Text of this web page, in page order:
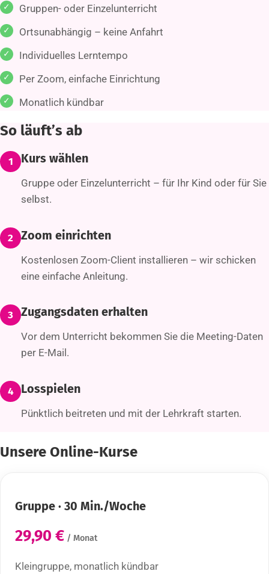
Gruppen- oder Einzelunterricht
Ortsunabhängig – keine Anfahrt
Individuelles Lerntempo
Per Zoom, einfache Einrichtung
Monatlich kündbar
So läuft’s ab
1 Kurs wählen
Gruppe oder Einzelunterricht – für Ihr Kind oder für Sie
selbst.
2 Zoom einrichten
Kostenlosen Zoom-Client installieren – wir schicken
eine einfache Anleitung.
3 Zugangsdaten erhalten
Vor dem Unterricht bekommen Sie die Meeting-Daten
per E-Mail.
4 Losspielen
Pünktlich beitreten und mit der Lehrkraft starten.
Unsere Online-Kurse
Gruppe · 30 Min./Woche
29,90 € / Monat
Kleingruppe, monatlich kündbar